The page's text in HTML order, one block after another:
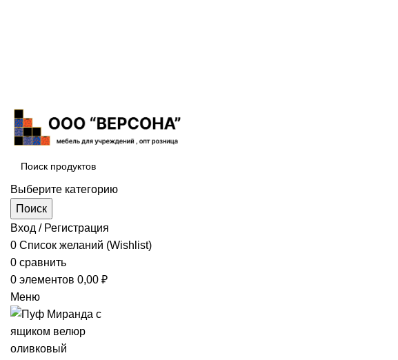
Выберите категорию
Поиск
Вход / Регистрация
0 Список желаний (Wishlist)
0 сравнить
0 элементов 0,00 ₽
Меню